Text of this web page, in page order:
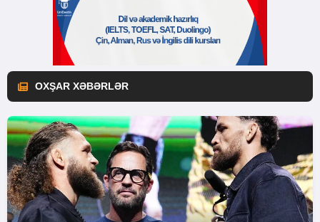
OXŞAR XƏBƏRLƏR